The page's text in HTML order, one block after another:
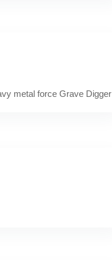
metal force Grave Digger